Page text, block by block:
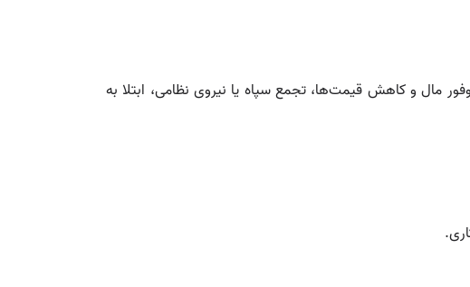
مال و کاهش قیمت‌ها، تجمع سپاه یا نیروی نظامی، ابتلا به